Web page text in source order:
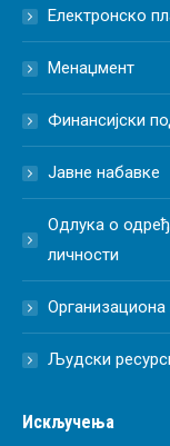
Електронско
Менаџмент
Финансијски
Јавне набавке
Одлука о
личности
Људски
Искључења